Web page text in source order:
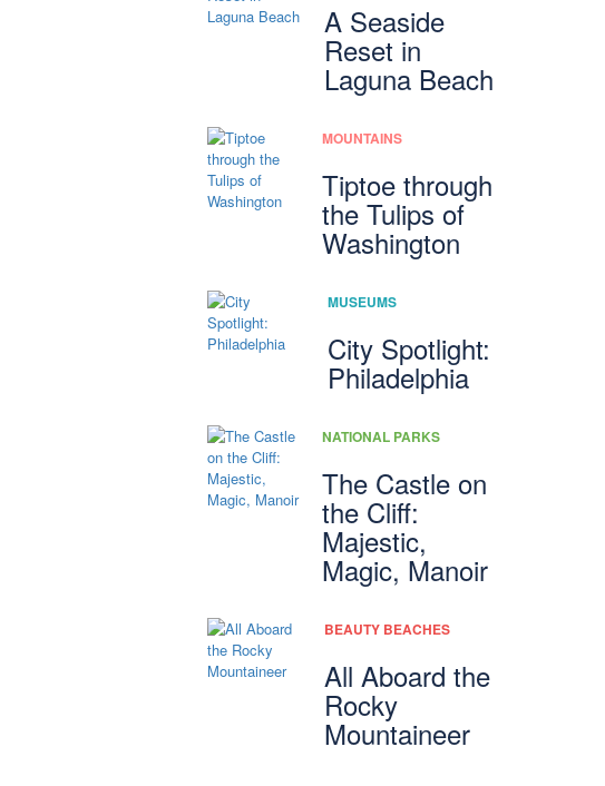
A Seaside
Reset in
Laguna Beach
MOUNTAINS
Tiptoe through
the Tulips of
Washington
MUSEUMS
City Spotlight:
Philadelphia
NATIONAL PARKS
The Castle on
the Cliff:
Majestic,
Magic, Manoir
BEAUTY BEACHES
All Aboard the
Rocky
Mountaineer